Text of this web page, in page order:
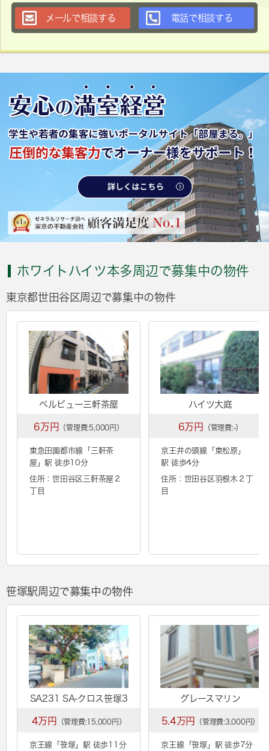
メールで相談する 電話で相談する
ホワイトハイツ本多周辺で募集中の物件
東京都世田谷区周辺で募集中の物件
ベルビュー三軒茶屋
6万円 （管理費:5,000円）
東急田園都市線「 三軒茶
屋 」駅 徒歩10分
住所：世田谷区三軒茶屋２
丁目
ハイツ大庭
6万円 （管理費:-）
京王井の頭線「 東松原 」
駅 徒歩4分
住所：世田谷区羽根木２丁
目
笹塚駅周辺で募集中の物件
SA231 SA-クロス笹塚3
4万円 （管理費:15,000円）
京王線「 笹塚 」駅 徒歩11分
グレースマリン
5.4万円 （管理費:3,000円）
京王線「笹塚 」駅 徒歩7分